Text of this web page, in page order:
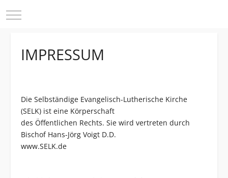
Mobile Menu Toggle
IMPRESSUM
Die Selbständige Evangelisch-Lutherische Kirche
(SELK) ist eine Körperschaft
des Öffentlichen Rechts. Sie wird vertreten durch
Bischof Hans-Jörg Voigt D.D.
www.SELK.de